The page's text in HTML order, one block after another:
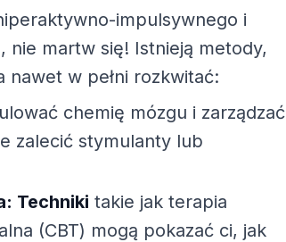
impulsywnego i
nie martw się! Istnieją metody,
w pełni rozkwitać:
chemię mózgu i zarządzać
zalecić stymulanty lub
Techniki takie jak terapia
(CBT) mogą pokazać ci, jak